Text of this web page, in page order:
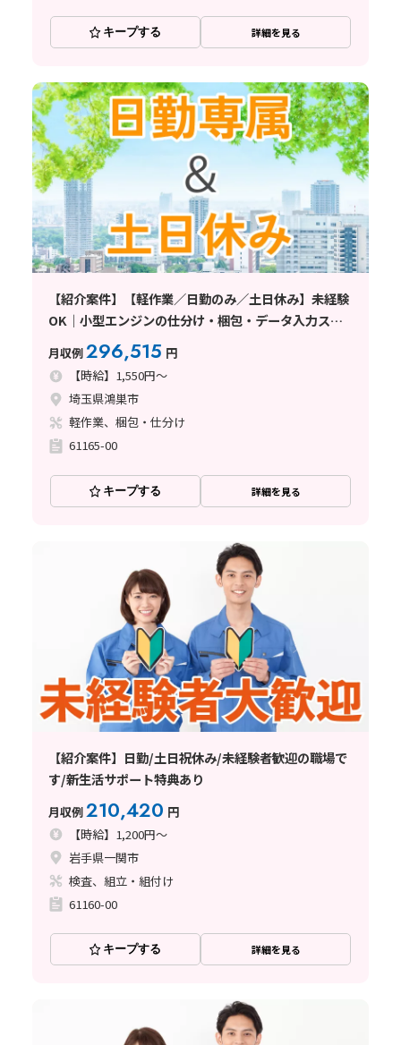
キープする 詳細を見る
【紹介案件】【軽作業／日勤のみ／土日休み】未経験
OK｜小型エンジンの仕分け・梱包・データ入力スタ
ッフ｜時給1550円｜残業少なめ｜マイカー通勤
OK〈埼玉県鴻巣市〉
月収例296,515 円
【時給】1,550円～
埼玉県鴻巣市
軽作業、梱包・仕分け
61165-00
キープする 詳細を見る
【紹介案件】日勤/土日祝休み/未経験者歓迎の職場で
す/新生活サポート特典あり
月収例210,420 円
【時給】1,200円～
岩手県一関市
検査、組立・組付け
61160-00
キープする 詳細を見る